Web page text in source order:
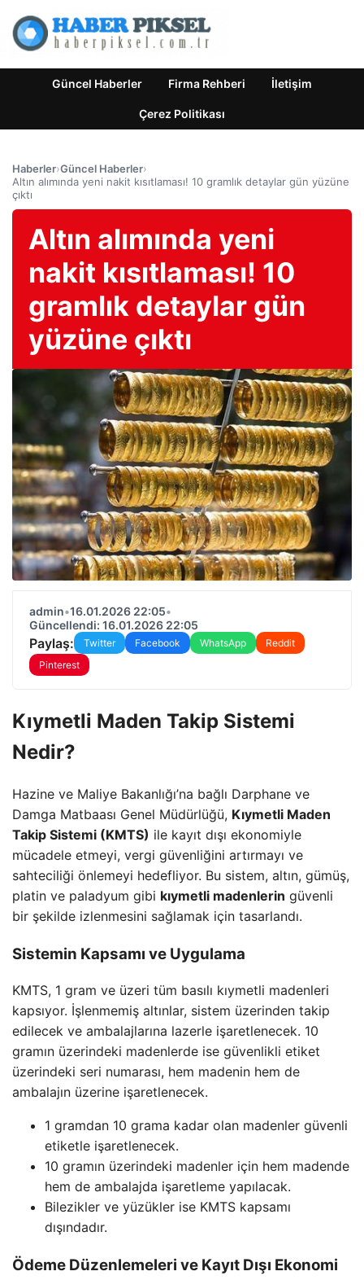
Güncel Haberler Firma Rehberi İletişim
Çerez Politikası
Haberler›Güncel Haberler›
Altın alımında yeni nakit kısıtlaması! 10 gramlık detaylar gün yüzüne
çıktı
Altın alımında yeni
nakit kısıtlaması! 10
gramlık detaylar gün
yüzüne çıktı
admin•16.01.2026 22:05•
Güncellendi: 16.01.2026 22:05
Paylaş: Twitter Facebook WhatsApp
Reddit
Pinterest
Kıymetli Maden Takip Sistemi
Nedir?
Hazine ve Maliye Bakanlığı’na bağlı Darphane ve
Damga Matbaası Genel Müdürlüğü, Kıymetli Maden
Takip Sistemi (KMTS) ile kayıt dışı ekonomiyle
mücadele etmeyi, vergi güvenliğini artırmayı ve
sahteciliği önlemeyi hedefliyor. Bu sistem, altın, gümüş,
platin ve paladyum gibi kıymetli madenlerin güvenli
bir şekilde izlenmesini sağlamak için tasarlandı.
Sistemin Kapsamı ve Uygulama
KMTS, 1 gram ve üzeri tüm basılı kıymetli madenleri
kapsıyor. İşlenmemiş altınlar, sistem üzerinden takip
edilecek ve ambalajlarına lazerle işaretlenecek. 10
gramın üzerindeki madenlerde ise güvenlikli etiket
üzerindeki seri numarası, hem madenin hem de
ambalajın üzerine işaretlenecek.
1 gramdan 10 grama kadar olan madenler güvenli
etiketle işaretlenecek.
10 gramın üzerindeki madenler için hem madende
hem de ambalajda işaretleme yapılacak.
Bilezikler ve yüzükler ise KMTS kapsamı
dışındadır.
Ödeme Düzenlemeleri ve Kayıt Dışı Ekonomi